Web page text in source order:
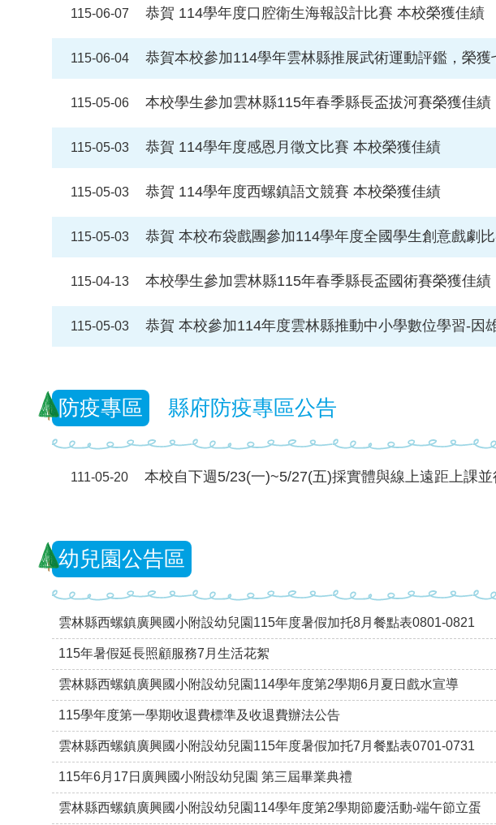
115-06-07 恭賀 114學年度口腔衛生海報設計比賽 本校榮獲佳績
115-06-04 恭賀本校參加114學年雲林縣推展武術運動評鑑，榮獲
115-05-06 本校學生參加雲林縣115年春季縣長盃拔河賽榮獲佳績
115-05-03 恭賀 114學年度感恩月徵文比賽 本校榮獲佳績
115-05-03 恭賀 114學年度西螺鎮語文競賽 本校榮獲佳績
115-05-03 恭賀 本校布袋戲團參加114學年度全國學生創意戲劇
115-04-13 本校學生參加雲林縣115年春季縣長盃國術賽榮獲佳績
115-05-03 恭賀 本校參加114年度雲林縣推動中小學數位學習-因
防疫專區 縣府防疫專區公告
111-05-20 本校自下週5/23(一)~5/27(五)採實體與線上遠距上課
幼兒園公告區
雲林縣西螺鎮廣興國小附設幼兒園115年度暑假加托8月餐點表0801-0821
115年暑假延長照顧服務7月生活花絮
雲林縣西螺鎮廣興國小附設幼兒園114學年度第2學期6月夏日戲水宣導
115學年度第一學期收退費標準及收退費辦法公告
雲林縣西螺鎮廣興國小附設幼兒園115年度暑假加托7月餐點表0701-0731
115年6月17日廣興國小附設幼兒園 第三屆畢業典禮
雲林縣西螺鎮廣興國小附設幼兒園114學年度第2學期節慶活動-端午節立蛋